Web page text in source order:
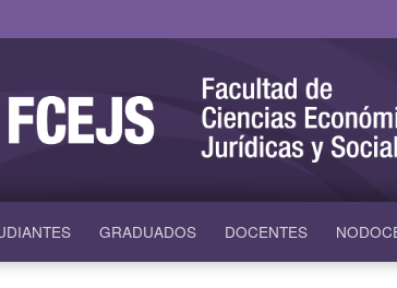
GRADUADOS DOCENTES